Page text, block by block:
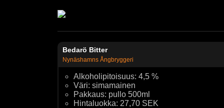
Bedarö Bitter
Nynäshamns Ångbryggeri
Alkoholipitoisuus: 4,5 %
Väri: simamainen
Pakkaus: pullo 500ml
Hintaluokka: 27,70 SEK